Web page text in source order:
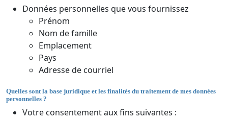
Données personnelles que vous fournissez
Prénom
Nom de famille
Emplacement
Pays
Adresse de courriel
Quelles sont la base juridique et les finalités du traitement de mes données
personnelles ?
Votre consentement aux fins suivantes :